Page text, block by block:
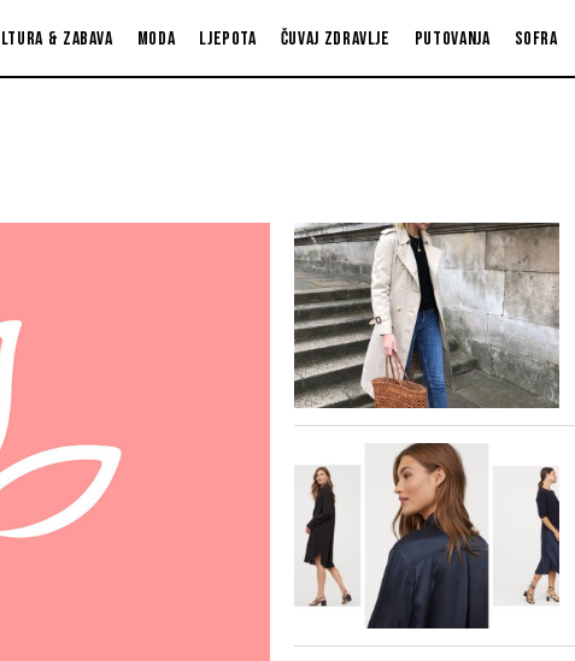
& zabava Moda Ljepota Čuvaj zdravlje Putovanja Sofra